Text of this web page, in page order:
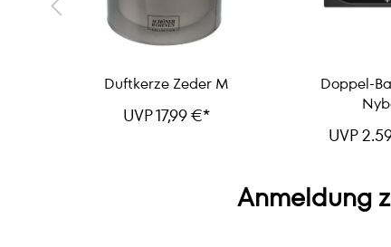
Duftkerze Zeder M
UVP 17,99 €*
Doppel-
UVP
Anmeldung